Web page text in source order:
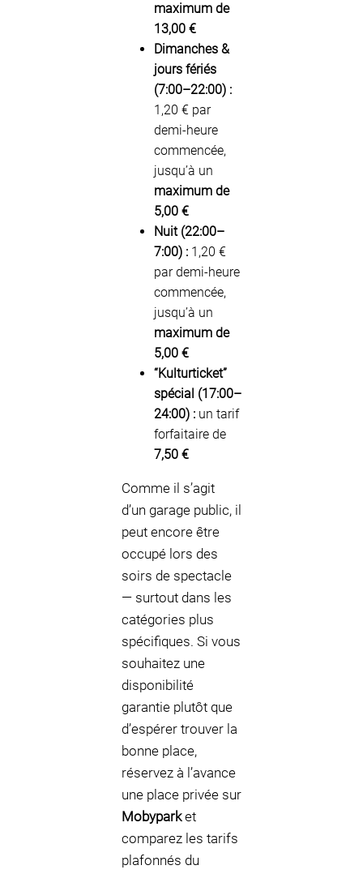
maximum de
13,00 €
Dimanches &
jours fériés
(7:00–22:00) :
1,20 € par
demi-heure
commencée,
jusqu’à un
maximum de
5,00 €
Nuit (22:00–
7:00) : 1,20 €
par demi-heure
commencée,
jusqu’à un
maximum de
5,00 €
“Kulturticket”
spécial (17:00–
24:00) : un tarif
forfaitaire de
7,50 €
Comme il s’agit
d’un garage public, il
peut encore être
occupé lors des
soirs de spectacle
— surtout dans les
catégories plus
spécifiques. Si vous
souhaitez une
disponibilité
garantie plutôt que
d’espérer trouver la
bonne place,
réservez à l’avance
une place privée sur
Mobyparket
comparez les tarifs
plafonnés du